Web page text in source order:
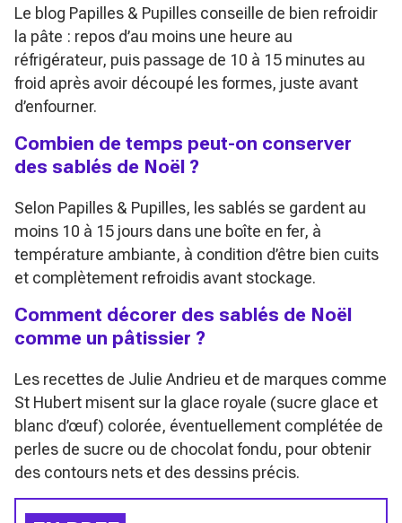
Le blog Papilles & Pupilles conseille de bien refroidir
la pâte : repos d’au moins une heure au
réfrigérateur, puis passage de 10 à 15 minutes au
froid après avoir découpé les formes, juste avant
d’enfourner.
Combien de temps peut-on conserver
des sablés de Noël ?
Selon Papilles & Pupilles, les sablés se gardent au
moins 10 à 15 jours dans une boîte en fer, à
température ambiante, à condition d’être bien cuits
et complètement refroidis avant stockage.
Comment décorer des sablés de Noël
comme un pâtissier ?
Les recettes de Julie Andrieu et de marques comme
St Hubert misent sur la glace royale (sucre glace et
blanc d’œuf) colorée, éventuellement complétée de
perles de sucre ou de chocolat fondu, pour obtenir
des contours nets et des dessins précis.